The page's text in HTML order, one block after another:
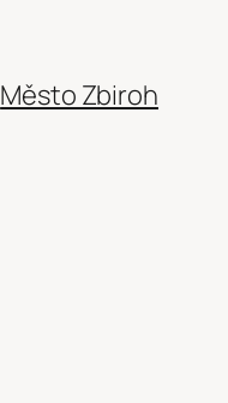
Město Zbiroh